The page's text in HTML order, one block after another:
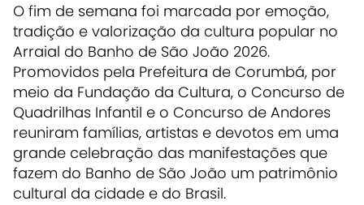
O fim de semana foi marcada por emoção,
tradição e valorização da cultura popular no
Arraial do Banho de São João 2026.
Promovidos pela Prefeitura de Corumbá, por
meio da Fundação da Cultura, o Concurso de
Quadrilhas Infantil e o Concurso de Andores
reuniram famílias, artistas e devotos em uma
grande celebração das manifestações que
fazem do Banho de São João um patrimônio
cultural da cidade e do Brasil.